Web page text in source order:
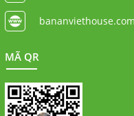
bananviethouse.com
MÃ QR